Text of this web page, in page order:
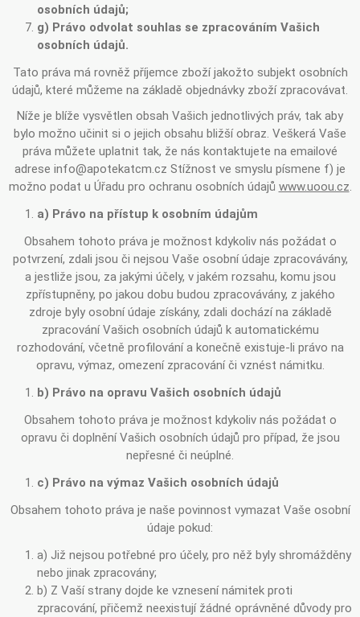
osobních údajů;
g) Právo odvolat souhlas se zpracováním Vašich
osobních údajů.
Tato práva má rovněž příjemce zboží jakožto subjekt osobních
údajů, které můžeme na základě objednávky zboží zpracovávat.
Níže je blíže vysvětlen obsah Vašich jednotlivých práv, tak aby
bylo možno učinit si o jejich obsahu bližší obraz. Veškerá Vaše
práva můžete uplatnit tak, že nás kontaktujete na emailové
adrese info@apotekatcm.cz Stížnost ve smyslu písmene f) je
možno podat u Úřadu pro ochranu osobních údajů www.uoou.cz.
a) Právo na přístup k osobním údajům
Obsahem tohoto práva je možnost kdykoliv nás požádat o
potvrzení, zdali jsou či nejsou Vaše osobní údaje zpracovávány,
a jestliže jsou, za jakými účely, v jakém rozsahu, komu jsou
zpřístupněny, po jakou dobu budou zpracovávány, z jakého
zdroje byly osobní údaje získány, zdali dochází na základě
zpracování Vašich osobních údajů k automatickému
rozhodování, včetně profilování a konečně existuje-li právo na
opravu, výmaz, omezení zpracování či vznést námitku.
b) Právo na opravu Vašich osobních údajů
Obsahem tohoto práva je možnost kdykoliv nás požádat o
opravu či doplnění Vašich osobních údajů pro případ, že jsou
nepřesné či neúplné.
c) Právo na výmaz Vašich osobních údajů
Obsahem tohoto práva je naše povinnost vymazat Vaše osobní
údaje pokud:
a) Již nejsou potřebné pro účely, pro něž byly shromážděny
nebo jinak zpracovány;
b) Z Vaší strany dojde ke vznesení námitek proti
zpracování, přičemž neexistují žádné oprávněné důvody pro